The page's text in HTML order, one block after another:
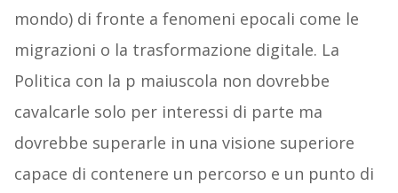
mondo) di fronte a fenomeni epocali come le
migrazioni o la trasformazione digitale. La
Politica con la p maiuscola non dovrebbe
cavalcarle solo per interessi di parte ma
dovrebbe superarle in una visione superiore
capace di contenere un percorso e un punto di